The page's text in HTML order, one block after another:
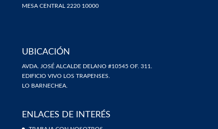
MESA CENTRAL 2220 10000
UBICACIÓN
AVDA. JOSÉ ALCALDE DELANO #10545 OF. 311.
EDIFICIO VIVO LOS TRAPENSES.
LO BARNECHEA.
ENLACES DE INTERÉS